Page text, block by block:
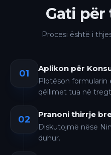
Gati për
Procesi është i
01 Aplikon për
Plotëson formularin
qëllimet tua në
02 Pranoni thirrje
Diskutojmë nëse
duhur.